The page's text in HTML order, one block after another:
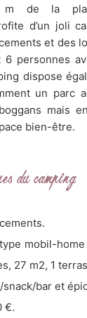
m de la
d’un joli
et des
personnes
dispose
un parc
mais
bien-être.
du camping
mobil-
27 m2, 1
snack/bar et
€.